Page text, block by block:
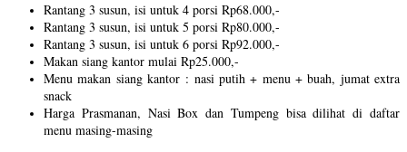
Rantang 3 susun, isi untuk 4 porsi Rp68.000,-
Rantang 3 susun, isi untuk 5 porsi Rp80.000,-
Rantang 3 susun, isi untuk 6 porsi Rp92.000,-
Makan siang kantor mulai Rp25.000,-
Menu makan siang kantor : nasi putih + menu + buah, jumat extra
snack
Harga Prasmanan, Nasi Box dan Tumpeng bisa dilihat di daftar
menu masing-masing